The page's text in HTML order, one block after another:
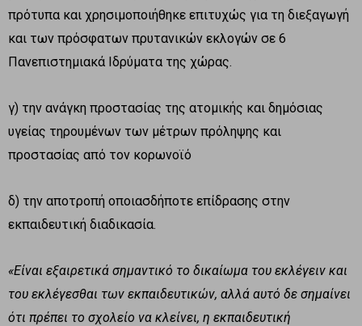
πρότυπα και χρησιμοποιήθηκε επιτυχώς για τη διεξαγωγή
και των πρόσφατων πρυτανικών εκλογών σε 6
Πανεπιστημιακά Ιδρύματα της χώρας.
γ) την ανάγκη προστασίας της ατομικής και δημόσιας
υγείας τηρουμένων των μέτρων πρόληψης και
προστασίας από τον κορωνοϊό
δ) την αποτροπή οποιασδήποτε επίδρασης στην
εκπαιδευτική διαδικασία.
«Είναι εξαιρετικά σημαντικό το δικαίωμα του εκλέγειν και
του εκλέγεσθαι των εκπαιδευτικών, αλλά αυτό δε σημαίνει
ότι πρέπει το σχολείο να κλείνει, η εκπαιδευτική